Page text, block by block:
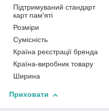
Підтримуваний стандарт
карт пам'яті
Розміри
Сумісність
Країна реєстрації бренда
Країна-виробник товару
Ширина
Приховати